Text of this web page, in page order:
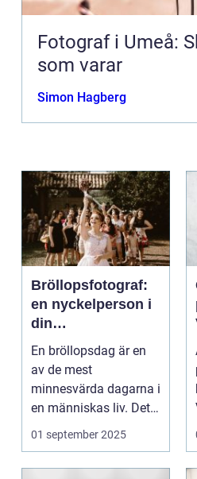
Fotograf i Umeå:
som varar
Simon Hagberg
Bröllopsfotograf:
en nyckelperson i
din
bröllopsberättelse
En bröllopsdag är en
av de mest
minnesvärda dagarna i
en människas liv. Det
&aum...
01 september 2025